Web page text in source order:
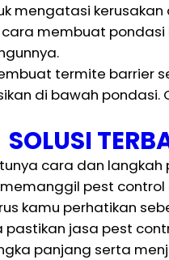
mengatasi
membuat
termite barrier
di bawah pondasi.
SOLUSI
cara dan
pest
kamu perhatikan
pastikan jasa pest
panjang serta